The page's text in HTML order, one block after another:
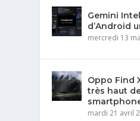
Gemini
d’Android
mercredi 13
Oppo Find
très haut
mardi 21 avril